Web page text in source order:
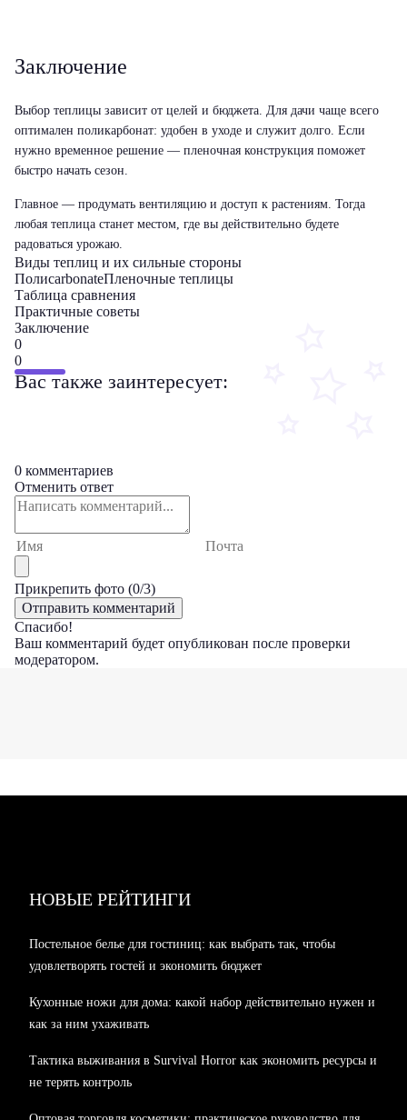
Заключение
Выбор теплицы зависит от целей и бюджета. Для дачи чаще всего
оптимален поликарбонат: удобен в уходе и служит долго. Если
нужно временное решение — пленочная конструкция поможет
быстро начать сезон.
Главное — продумать вентиляцию и доступ к растениям. Тогда
любая теплица станет местом, где вы действительно будете
радоваться урожаю.
Виды теплиц и их сильные стороны
ПолиcarbonateПленочные теплицы
Таблица сравнения
Практичные советы
Заключение
0
0
Вас также заинтересует:
0 комментариев
Отменить ответ
Прикрепить фото (0/3)
Спасибо!
Ваш комментарий будет опубликован после проверки
модератором.
НОВЫЕ РЕЙТИНГИ
Постельное белье для гостиниц: как выбрать так, чтобы
удовлетворять гостей и экономить бюджет
Кухонные ножи для дома: какой набор действительно нужен и
как за ним ухаживать
Тактика выживания в Survival Horror как экономить ресурсы и
не терять контроль